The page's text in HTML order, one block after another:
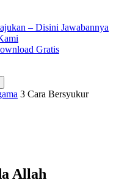
– Disini Jawabannya
Gratis
3 Cara Bersyukur
Allah